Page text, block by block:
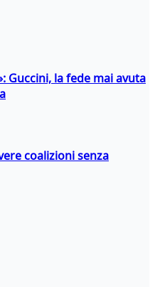
Guccini, la fede mai avuta
coalizioni senza